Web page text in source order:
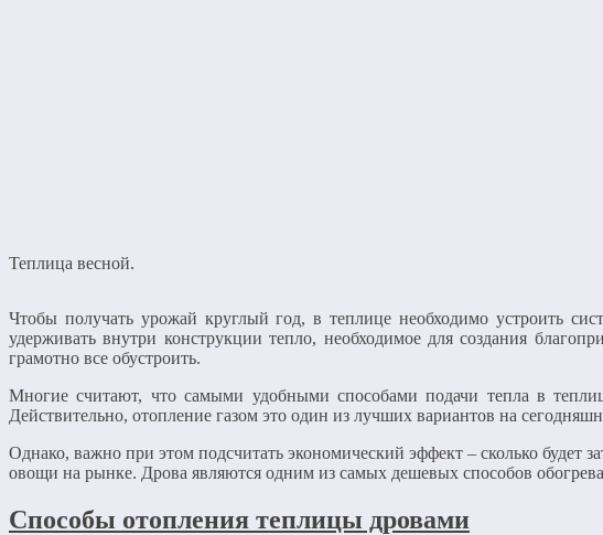
Теплица весной.
Чтобы получать урожай круглый год, в теплице необходимо устроить
удерживать внутри конструкции тепло, необходимое для создания
грамотно все обустроить.
Многие считают, что самыми удобными способами подачи тепла в
Действительно, отопление газом это один из лучших вариантов на
Однако, важно при этом подсчитать экономический эффект – сколько будет
овощи на рынке. Дрова являются одним из самых дешевых способов
Способы отопления теплицы дровами